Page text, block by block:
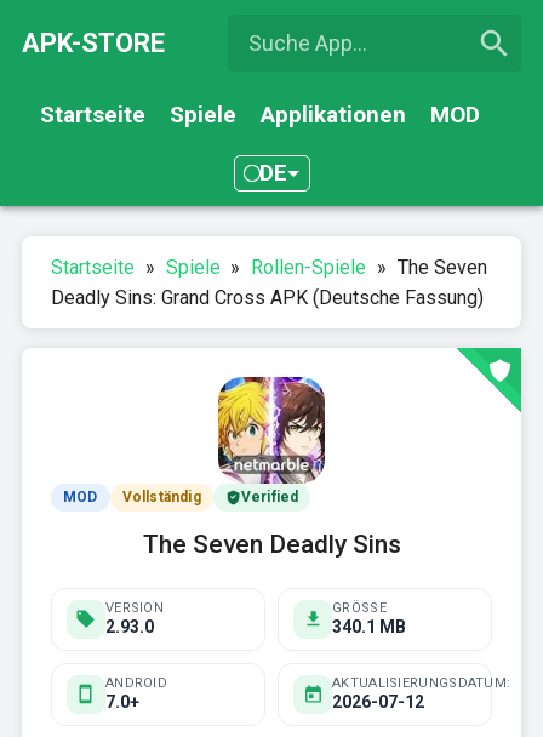
APK-STORE
Startseite Spiele Applikationen MOD
DE
Startseite » Spiele » Rollen-Spiele » The Seven
Deadly Sins: Grand Cross APK (Deutsche Fassung)
MOD Vollständig Verified
The Seven Deadly Sins
VERSION
2.93.0
GRÖSSE
340.1 MB
ANDROID
7.0+
AKTUALISIERUNGSDATUM:
2026-07-12